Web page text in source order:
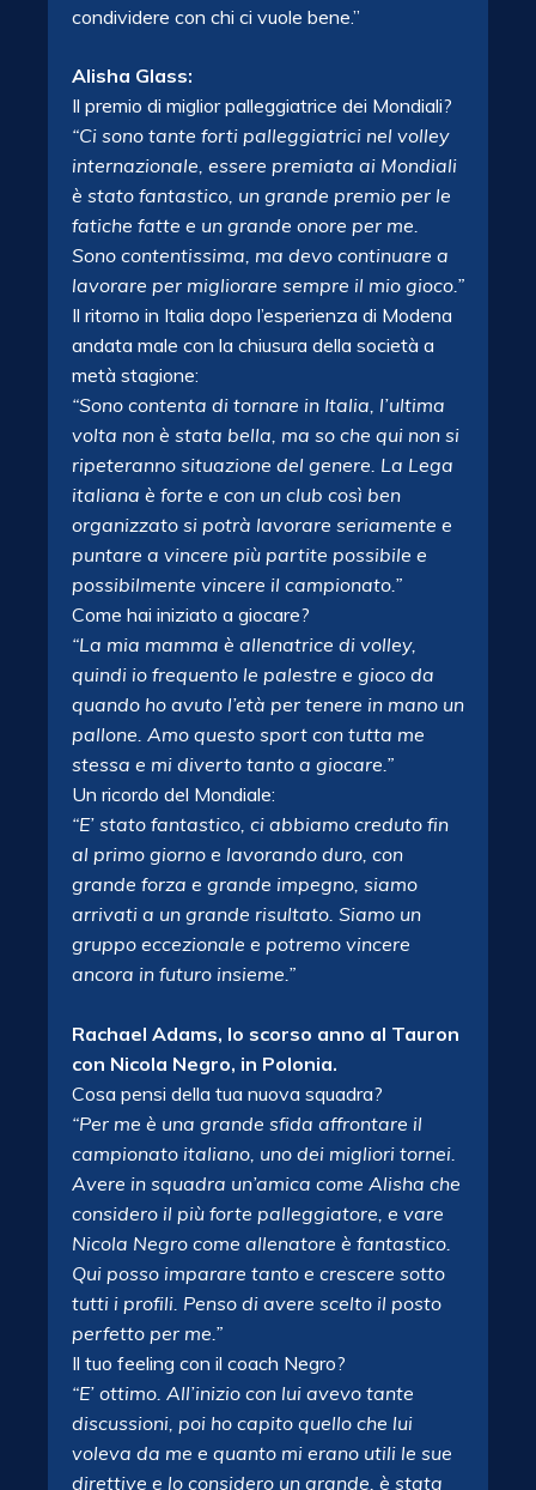
condividere con chi ci vuole bene.”
Alisha Glass:
Il premio di miglior palleggiatrice dei Mondiali?
“Ci sono tante forti palleggiatrici nel volley
internazionale, essere premiata ai Mondiali
è stato fantastico, un grande premio per le
fatiche fatte e un grande onore per me.
Sono contentissima, ma devo continuare a
lavorare per migliorare sempre il mio gioco.”
Il ritorno in Italia dopo l’esperienza di Modena
andata male con la chiusura della società a
metà stagione:
“Sono contenta di tornare in Italia, l’ultima
volta non è stata bella, ma so che qui non si
ripeteranno situazione del genere. La Lega
italiana è forte e con un club così ben
organizzato si potrà lavorare seriamente e
puntare a vincere più partite possibile e
possibilmente vincere il campionato.”
Come hai iniziato a giocare?
“La mia mamma è allenatrice di volley,
quindi io frequento le palestre e gioco da
quando ho avuto l’età per tenere in mano un
pallone. Amo questo sport con tutta me
stessa e mi diverto tanto a giocare.”
Un ricordo del Mondiale:
“E’ stato fantastico, ci abbiamo creduto fin
al primo giorno e lavorando duro, con
grande forza e grande impegno, siamo
arrivati a un grande risultato. Siamo un
gruppo eccezionale e potremo vincere
ancora in futuro insieme.”
Rachael Adams, lo scorso anno al Tauron
con Nicola Negro, in Polonia.
Cosa pensi della tua nuova squadra?
“Per me è una grande sfida affrontare il
campionato italiano, uno dei migliori tornei.
Avere in squadra un’amica come Alisha che
considero il più forte palleggiatore, e vare
Nicola Negro come allenatore è fantastico.
Qui posso imparare tanto e crescere sotto
tutti i profili. Penso di avere scelto il posto
perfetto per me.”
Il tuo feeling con il coach Negro?
“E’ ottimo. All’inizio con lui avevo tante
discussioni, poi ho capito quello che lui
voleva da me e quanto mi erano utili le sue
direttive e lo considero un grande, è stata